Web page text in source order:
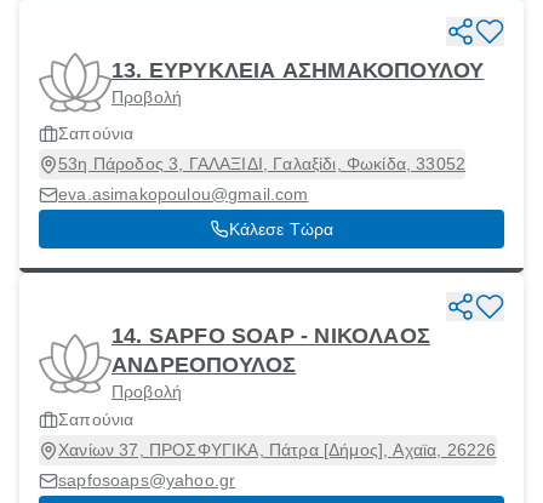
13. ΕΥΡΥΚΛΕΙΑ ΑΣΗΜΑΚΟΠΟΥΛΟΥ
Προβολή
Σαπούνια
53η Πάροδος 3, ΓΑΛΑΞΙΔΙ, Γαλαξίδι, Φωκίδα, 33052
eva.asimakopoulou@gmail.com
Κάλεσε Τώρα
14. SAPFO SOAP - ΝΙΚΟΛΑΟΣ
ΑΝΔΡΕΟΠΟΥΛΟΣ
Προβολή
Σαπούνια
Χανίων 37, ΠΡΟΣΦΥΓΙΚΑ, Πάτρα [Δήμος], Αχαϊα, 26226
sapfosoaps@yahoo.gr